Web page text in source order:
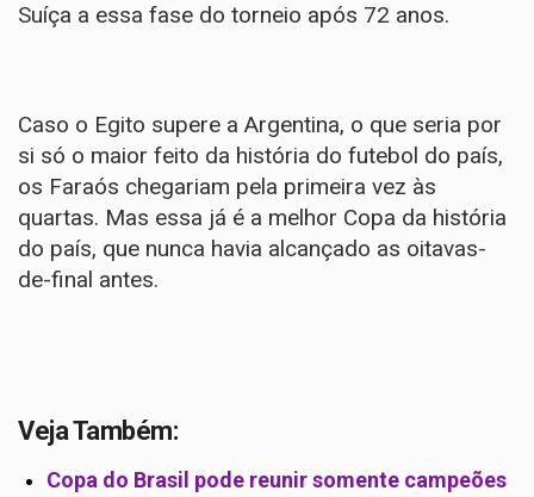
Suíça a essa fase do torneio após 72 anos.
Caso o Egito supere a Argentina, o que seria por
si só o maior feito da história do futebol do país,
os Faraós chegariam pela primeira vez às
quartas. Mas essa já é a melhor Copa da história
do país, que nunca havia alcançado as oitavas-
de-final antes.
Veja Também:
Copa do Brasil pode reunir somente campeões